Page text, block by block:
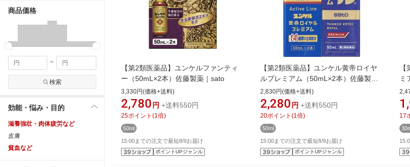
商品価格
~
検索
効能・悩み・目的
滋養強壮・肉体疲労など
皮膚
貧血など
【第2類医薬品】ユンケルファンティ
ー（50mL×2本）佐藤製薬｜sato
3,330円(価格+送料)
2,780 円 +送料550円
25ポイント (1 倍)
50ml
15:00までの注文で最短8/9お届け
ポイントUPジャンル
【第2類医薬品】ユンケル黄帝ロイヤ
ルプレミアム（50mL×2本）佐藤製薬
｜sato
2,830円(価格+送料)
2,280 円 +送料550円
20ポイント (1 倍)
50ml
15:00までの注文で最短8/9お届け
ポイントUPジャンル
ミ
17